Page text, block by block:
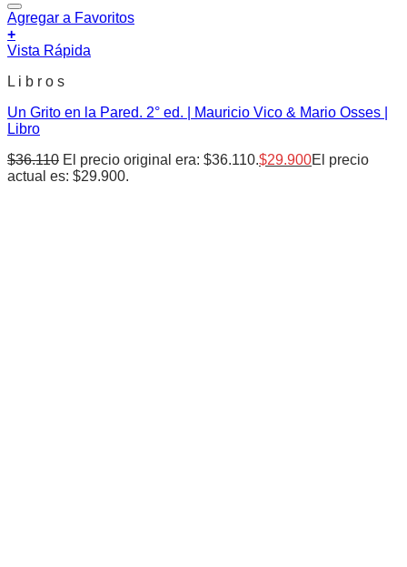
Agregar a Favoritos
+
Vista Rápida
L i b r o s
Un Grito en la Pared. 2° ed. | Mauricio Vico & Mario Osses |
Libro
$36.110 El precio original era: $36.110.$29.900El precio
actual es: $29.900.